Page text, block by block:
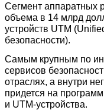
Сегмент аппаратных
объема в 14 млрд
устройств UTM
безопасности).
Самым крупным по
сервисов
отраслях, а внутри
придется на
и UTM-устройства.